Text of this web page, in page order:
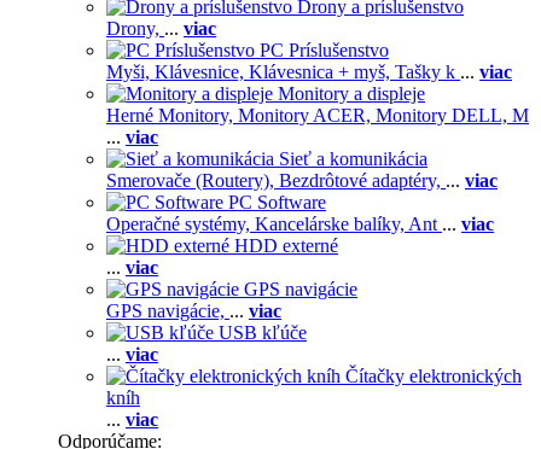
Drony a príslušenstvo
Drony, ... viac
PC Príslušenstvo
Myši, Klávesnice, Klávesnica + myš, Tašky k ... viac
Monitory a displeje
Herné Monitory, Monitory ACER, Monitory DELL, M
... viac
Sieť a komunikácia
Smerovače (Routery), Bezdrôtové adaptéry, ... viac
PC Software
Operačné systémy, Kancelárske balíky, Ant ... viac
HDD externé
... viac
GPS navigácie
GPS navigácie, ... viac
USB kľúče
... viac
Čítačky elektronických
kníh
... viac
Odporúčame: